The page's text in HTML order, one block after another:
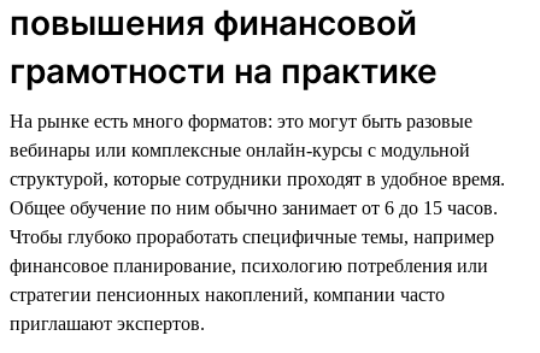
повышения финансовой
грамотности на практике
На рынке есть много форматов: это могут быть разовые
вебинары или комплексные онлайн-курсы с модульной
структурой, которые сотрудники проходят в удобное время.
Общее обучение по ним обычно занимает от 6 до 15 часов.
Чтобы глубоко проработать специфичные темы, например
финансовое планирование, психологию потребления или
стратегии пенсионных накоплений, компании часто
приглашают экспертов.